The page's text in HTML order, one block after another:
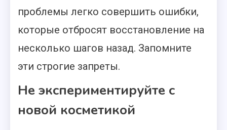
проблемы легко совершить ошибки,
которые отбросят восстановление на
несколько шагов назад. Запомните
эти строгие запреты.
Не экспериментируйте с
новой косметикой